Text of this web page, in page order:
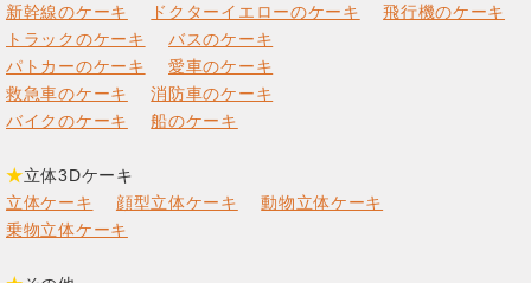
新幹線のケーキ
ドクターイエローのケーキ
飛行機のケーキ
トラックのケーキ
バスのケーキ
パトカーのケーキ
愛車のケーキ
救急車のケーキ
消防車のケーキ
バイクのケーキ
船のケーキ
★立体3Dケーキ
立体ケーキ
顔型立体ケーキ
動物立体ケーキ
乗物立体ケーキ